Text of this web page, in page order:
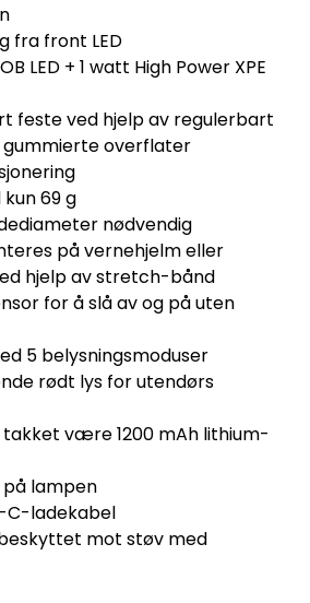
fra front LED
LED + 1 watt High Power XPE
feste ved hjelp av regulerbart
gummierte overflater
69 g
nødvendig
på vernehjelm eller
hjelp av stretch-bånd
for å slå av og på uten
5 belysningsmoduser
rødt lys for utendørs
takket være 1200 mAh lithium-
lampen
C-ladekabel
mot støv med